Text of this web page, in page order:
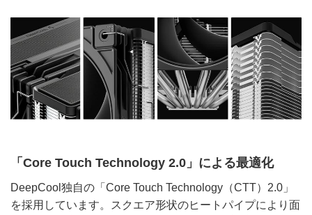
「Core Touch Technology 2.0」による最適化
DeepCool独自の「Core Touch Technology（CTT）2.0」
を採用しています。スクエア形状のヒートパイプにより面